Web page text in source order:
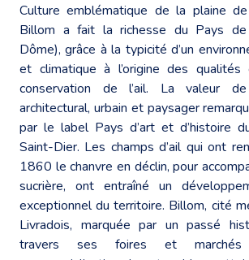
Culture emblématique de la plaine de
Billom a fait la richesse du Pays
Dôme), grâce à la typicité d’un
et climatique à l’origine des
conservation de l’ail. La valeur
architectural, urbain et paysager
par le label Pays d’art et d’histoire
Saint-Dier. Les champs d’ail qui ont
1860 le chanvre en déclin, pour
sucrière, ont entraîné un
exceptionnel du territoire. Billom, cité
Livradois, marquée par un passé
travers ses foires et